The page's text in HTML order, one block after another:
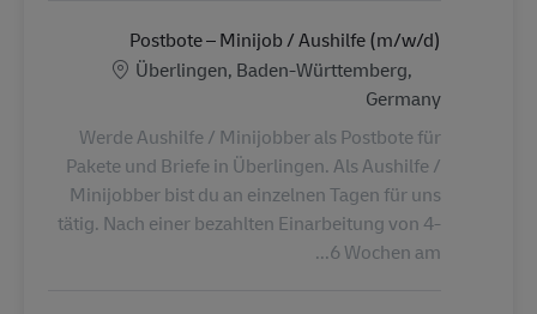
Postbote – Minijob / Aushilfe (m/w/d)
الموقع
Überlingen, Baden-Württemberg,
Germany
Werde Aushilfe / Minijobber als Postbote für
Pakete und Briefe in Überlingen. Als Aushilfe /
Minijobber bist du an einzelnen Tagen für uns
tätig. Nach einer bezahlten Einarbeitung von 4-
6 Wochen am...